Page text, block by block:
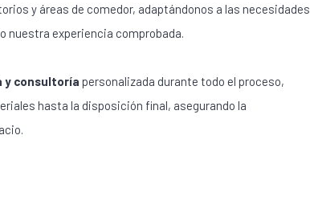
y áreas de comedor, adaptándonos a las necesidades
nuestra experiencia comprobada.
y consultoría personalizada durante todo el proceso,
hasta la disposición final, asegurando la